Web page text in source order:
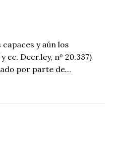
y aún los
cc. Decr.ley, nº 20.337)
por parte de…